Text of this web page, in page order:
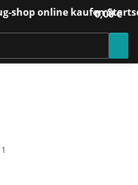
0,00 €